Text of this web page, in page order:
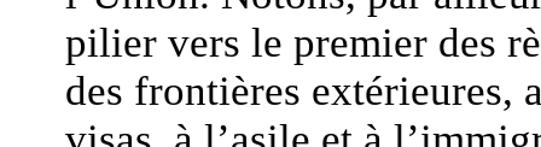
pilier vers le premier des
des frontières extérieures,